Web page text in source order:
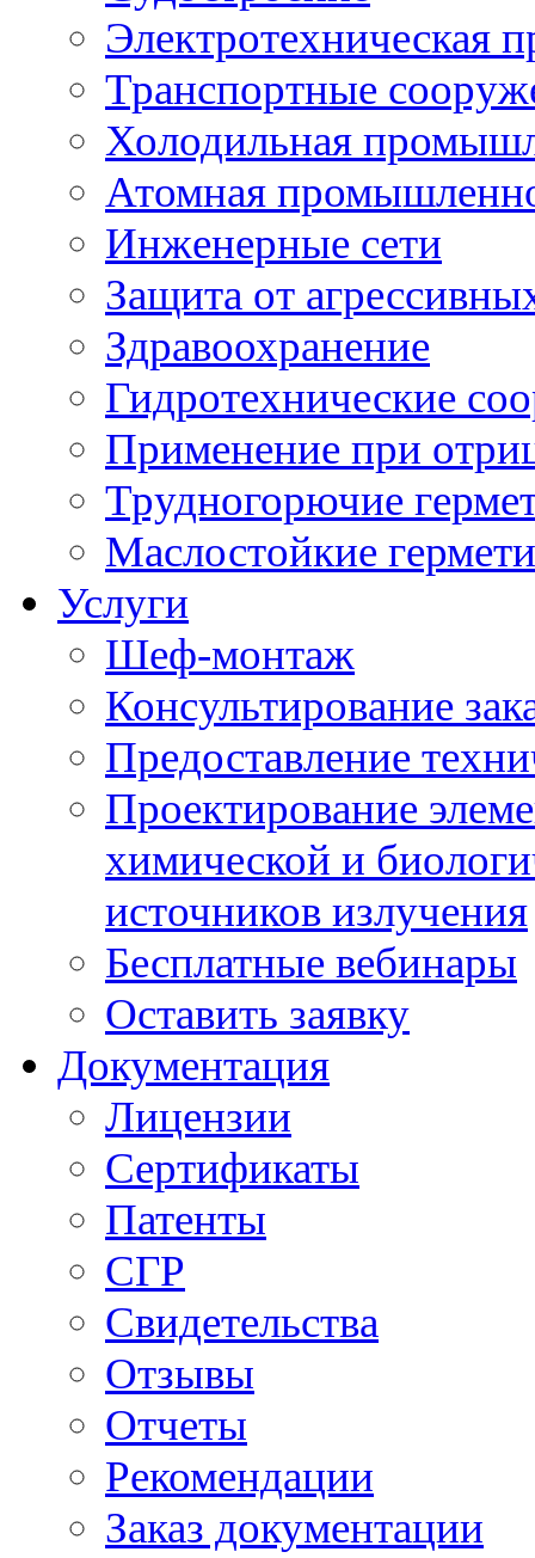
Электротехническая
Транспортные
Холодильная
Атомная
Инженерные сети
Защита от
Здравоохранение
Гидротехнические
Применение при
Трудногорючие
Маслостойкие
Услуги
Шеф-монтаж
Консультирование
Предоставление
Проектирование
химической и
источников излучения
Бесплатные вебинары
Оставить заявку
Документация
Лицензии
Сертификаты
Патенты
СГР
Свидетельства
Отзывы
Отчеты
Рекомендации
Заказ документации